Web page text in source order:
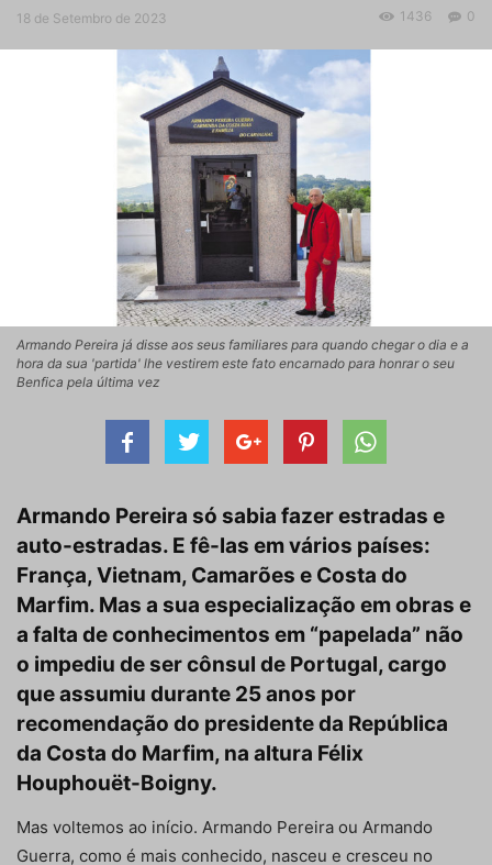
18 de Setembro de 2023 0
1436
Armando Pereira já disse aos seus familiares para quando chegar o dia e a
hora da sua 'partida' lhe vestirem este fato encarnado para honrar o seu
Benfica pela última vez
Armando Pereira só sabia fazer estradas e
auto-estradas. E fê-las em vários países:
França, Vietnam, Camarões e Costa do
Marfim. Mas a sua especialização em obras e
a falta de conhecimentos em “papelada” não
o impediu de ser cônsul de Portugal, cargo
que assumiu durante 25 anos por
recomendação do presidente da República
da Costa do Marfim, na altura Félix
Houphouët-Boigny.
Mas voltemos ao início. Armando Pereira ou Armando
Guerra, como é mais conhecido, nasceu e cresceu no